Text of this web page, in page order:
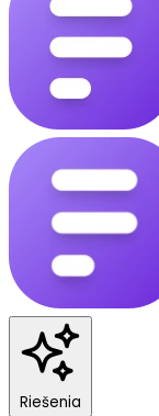
Riešenia